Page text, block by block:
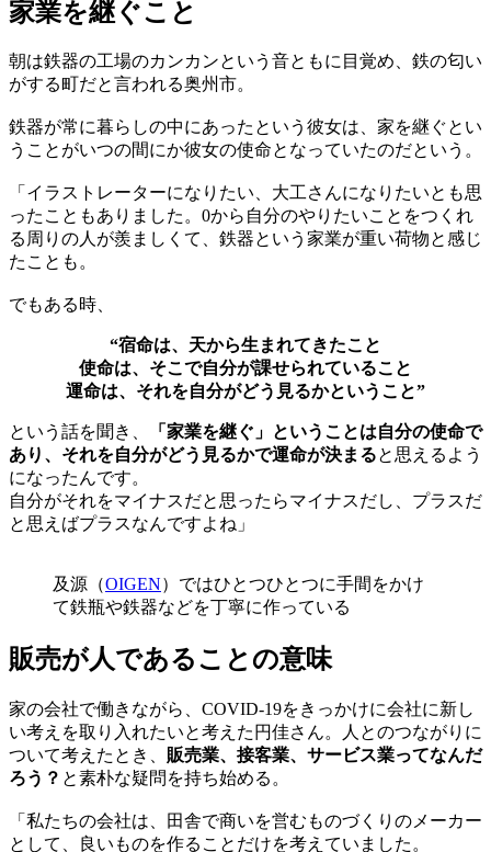
家業を継ぐこと
朝は鉄器の工場のカンカンという音ともに目覚め、鉄の匂い
がする町だと言われる奥州市。
鉄器が常に暮らしの中にあったという彼女は、家を継ぐとい
うことがいつの間にか彼女の使命となっていたのだという。
「イラストレーターになりたい、大工さんになりたいとも思
ったこともありました。0から自分のやりたいことをつくれ
る周りの人が羨ましくて、鉄器という家業が重い荷物と感じ
たことも。
でもある時、
“宿命は、天から生まれてきたこと
使命は、そこで自分が課せられていること
運命は、それを自分がどう見るかということ”
という話を聞き、
「家業を継ぐ」ということは自分の使命で
あり、それを自分がどう見るかで運命が決まると思えるよう
になったんです。
自分がそれをマイナスだと思ったらマイナスだし、プラスだ
と思えばプラスなんですよね」
及源（OIGEN）ではひとつひとつに手間をかけ
て鉄瓶や鉄器などを丁寧に作っている
販売が人であることの意味
家の会社で働きながら、COVID-19をきっかけに会社に新し
い考えを取り入れたいと考えた円佳さん。人とのつながりに
ついて考えたとき、 販売業、接客業、サービス業ってなんだ
ろう？ と素朴な疑問を持ち始める。
「私たちの会社は、田舎で商いを営むものづくりのメーカー
として、良いものを作ることだけを考えていました。